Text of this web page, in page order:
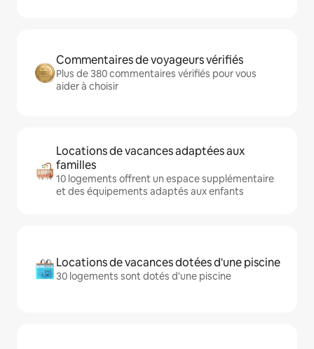
Commentaires de voyageurs vérifiés
Plus de 380 commentaires vérifiés pour vous
aider à choisir
Locations de vacances adaptées aux
familles
10 logements offrent un espace supplémentaire
et des équipements adaptés aux enfants
Locations de vacances dotées d'une piscine
30 logements sont dotés d'une piscine